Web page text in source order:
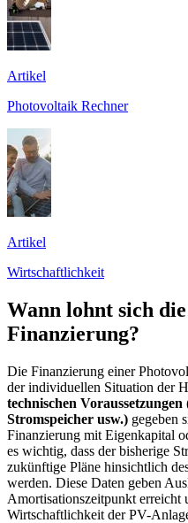
Artikel
Photovoltaik Rechner
Artikel
Wirtschaftlichkeit
Wann lohnt sich
Finanzierung?
Die Finanzierung einer
der individuellen Situation der
technischen
Stromspeicher usw.) gegeben
Finanzierung mit Eigenkapital
es wichtig, dass der bisherige
zukünftige Pläne hinsichtlich
werden. Diese Daten geben
Amortisationszeitpunkt erreicht
Wirtschaftlichkeit der PV-